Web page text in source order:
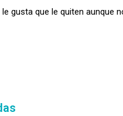
gusta que le quiten aunque